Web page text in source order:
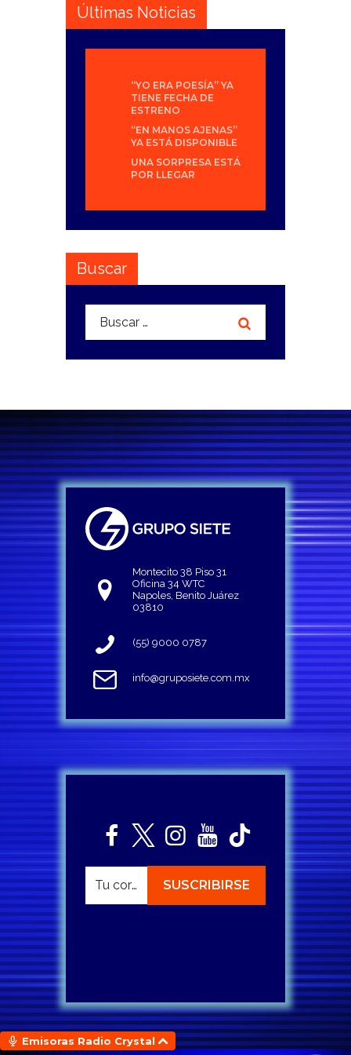
Últimas Noticias
“YO ERA POESÍA” YA
TIENE FECHA DE
ESTRENO
“EN MANOS AJENAS”
YA ESTÁ DISPONIBLE
UNA SORPRESA ESTÁ
POR LLEGAR
Buscar
Buscar:
Montecito 38 Piso 31
Oficina 34 WTC
Napoles, Benito Juárez
03810
(55) 9000 0787
info@gruposiete.com.mx
Emisoras Radio Crystal